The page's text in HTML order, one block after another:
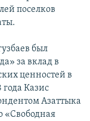
поселков
был
за вклад в
ценностей в
года Казис
Азаттыка
«Свободная